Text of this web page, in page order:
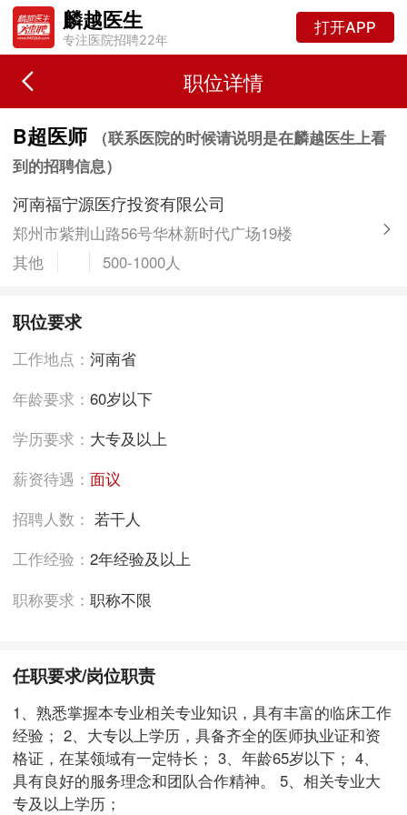
麟越医生
专注医院招聘22年
打开APP
职位详情
B超医师
（联系医院的时候请说明是在麟越医生上看
到的招聘信息）
河南福宁源医疗投资有限公司
郑州市紫荆山路56号华林新时代广场19楼
其他
500-1000人
职位要求
工作地点：河南省
年龄要求：60岁以下
学历要求： 大专及以上
薪资待遇：面议
招聘人数：若干人
工作经验：2年经验及以上
职称要求：职称不限
任职要求/岗位职责
1、熟悉掌握本专业相关专业知识，具有丰富的临床工作
经验； 2、大专以上学历，具备齐全的医师执业证和资
格证，在某领域有一定特长； 3、年龄65岁以下； 4、
具有良好的服务理念和团队合作精神。 5、相关专业大
专及以上学历；